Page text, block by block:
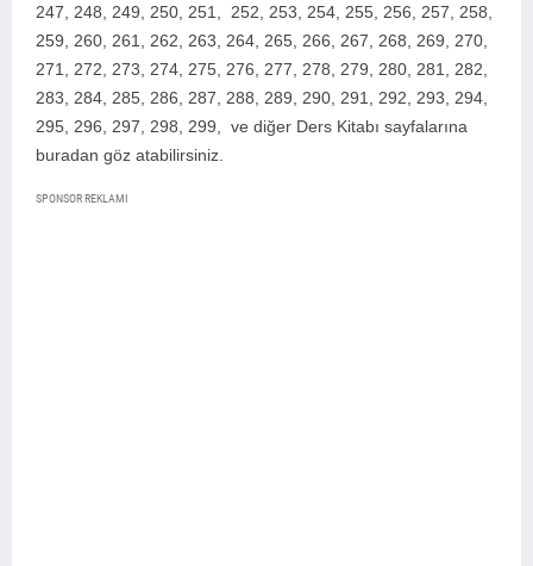
247, 248, 249, 250, 251, 252, 253, 254, 255, 256, 257, 258,
259, 260, 261, 262, 263, 264, 265, 266, 267, 268, 269, 270,
271, 272, 273, 274, 275, 276, 277, 278, 279, 280, 281, 282,
283, 284, 285, 286, 287, 288, 289, 290, 291, 292, 293, 294,
295, 296, 297, 298, 299,
ve diğer Ders Kitabı sayfalarına
buradan göz atabilirsiniz.
SPONSOR REKLAMI